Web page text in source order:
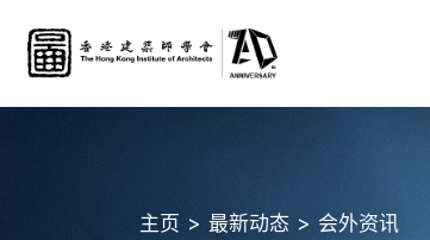
主页 最新动态 会外资讯